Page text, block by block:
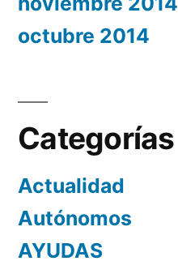
octubre 2014
Categorías
Actualidad
Autónomos
AYUDAS